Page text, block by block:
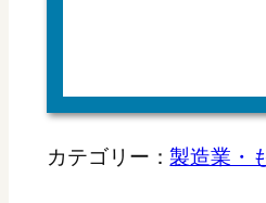
カテゴリー：製造業・